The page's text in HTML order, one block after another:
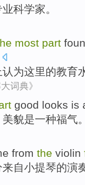
业科学家。
most part
认为这里的教育
词典》
good looks is
美貌是一种福气
from the violin
来自小提琴的演